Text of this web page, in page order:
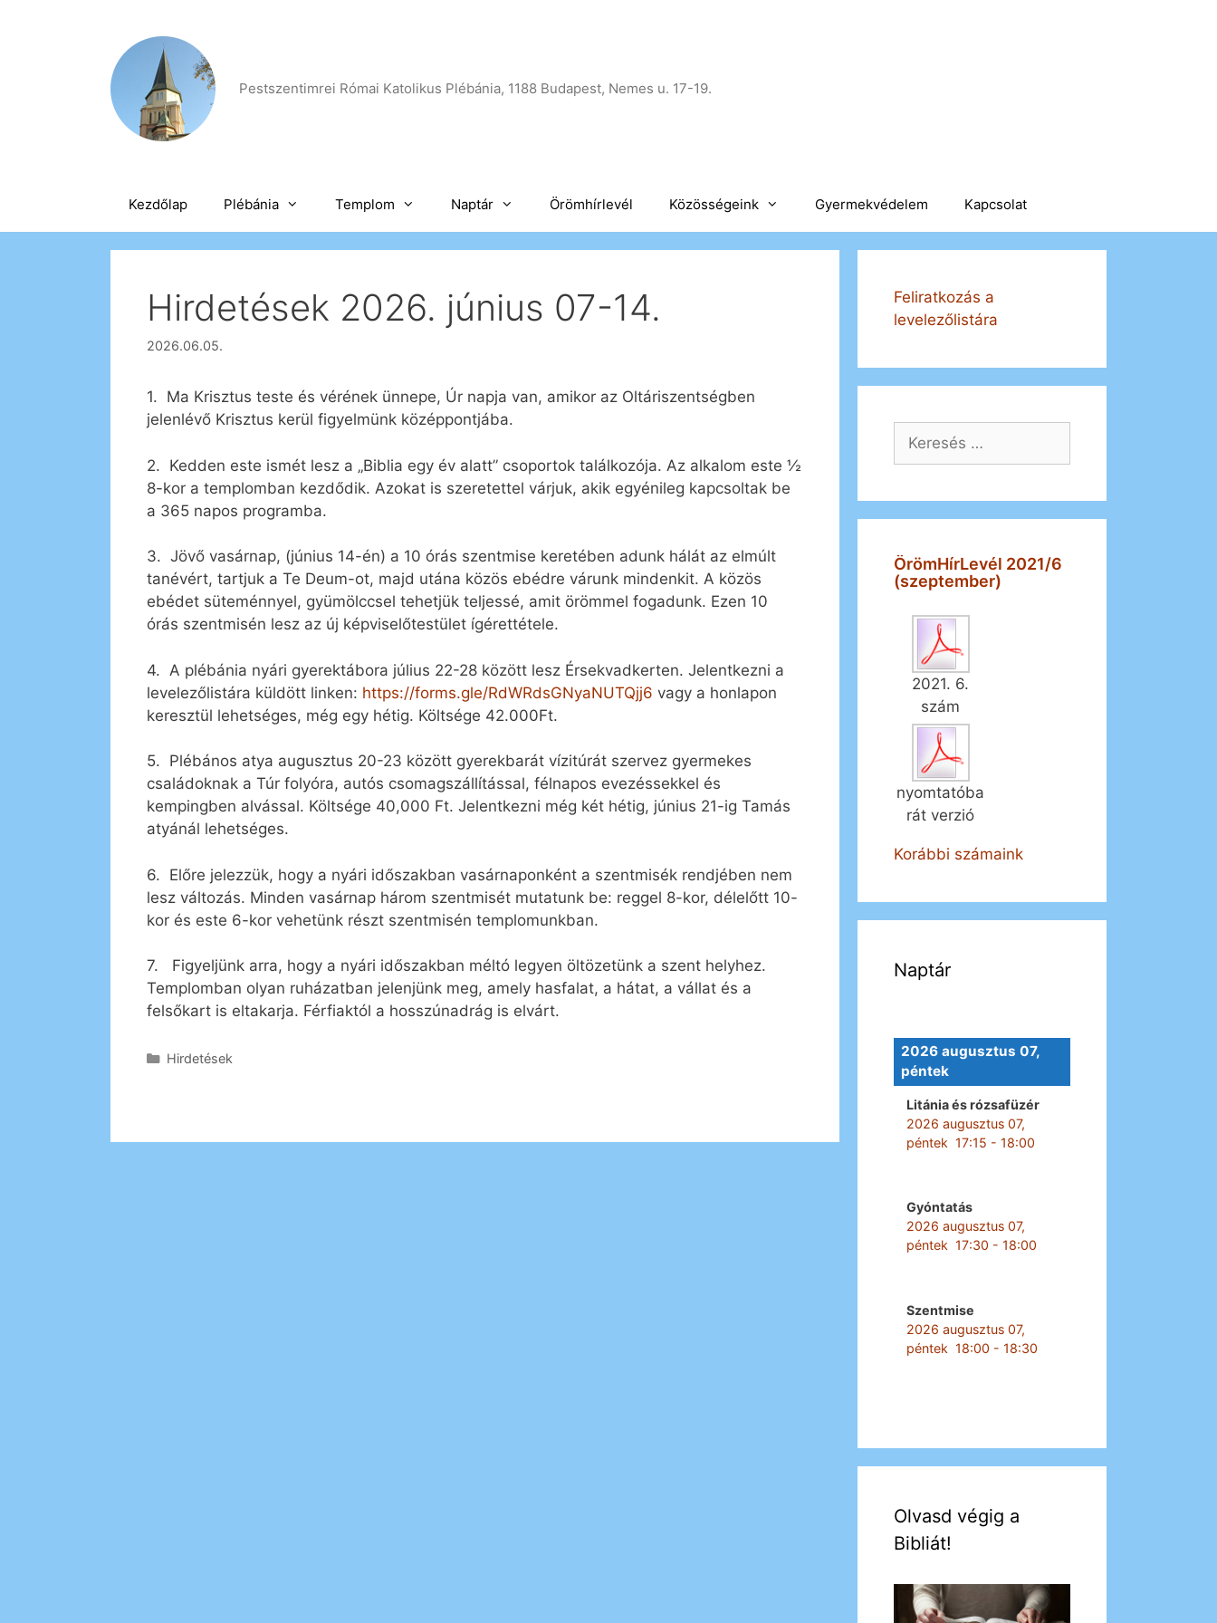
Pestszentimrei Római Katolikus Plébánia, 1188 Budapest, Nemes u. 17-19.
Kezdőlap Plébánia Templom Naptár Örömhírlevél Közösségeink Gyermekvédelem Kapcsolat
Hirdetések 2026. június 07-14.
2026.06.05.
1. Ma Krisztus teste és vérének ünnepe, Úr napja van, amikor az Oltáriszentségben
jelenlévő Krisztus kerül figyelmünk középpontjába.
2. Kedden este ismét lesz a „Biblia egy év alatt” csoportok találkozója. Az alkalom este ½
8-kor a templomban kezdődik. Azokat is szeretettel várjuk, akik egyénileg kapcsoltak be
a 365 napos programba.
3. Jövő vasárnap, (június 14-én) a 10 órás szentmise keretében adunk hálát az elmúlt
tanévért, tartjuk a Te Deum-ot, majd utána közös ebédre várunk mindenkit. A közös
ebédet süteménnyel, gyümölccsel tehetjük teljessé, amit örömmel fogadunk. Ezen 10
órás szentmisén lesz az új képviselőtestület ígérettétele.
4. A plébánia nyári gyerektábora július 22-28 között lesz Érsekvadkerten. Jelentkezni a
levelezőlistára küldött linken: https://forms.gle/RdWRdsGNyaNUTQjj6 vagy a honlapon
keresztül lehetséges, még egy hétig. Költsége 42.000Ft.
5. Plébános atya augusztus 20-23 között gyerekbarát vízitúrát szervez gyermekes
családoknak a Túr folyóra, autós csomagszállítással, félnapos evezéssekkel és
kempingben alvással. Költsége 40,000 Ft. Jelentkezni még két hétig, június 21-ig Tamás
atyánál lehetséges.
6. Előre jelezzük, hogy a nyári időszakban vasárnaponként a szentmisék rendjében nem
lesz változás. Minden vasárnap három szentmisét mutatunk be: reggel 8-kor, délelőtt 10-
kor és este 6-kor vehetünk részt szentmisén templomunkban.
7. Figyeljünk arra, hogy a nyári időszakban méltó legyen öltözetünk a szent helyhez.
Templomban olyan ruházatban jelenjünk meg, amely hasfalat, a hátat, a vállat és a
felsőkart is eltakarja. Férfiaktól a hosszúnadrág is elvárt.
Kategória
Hirdetések
Feliratkozás a
levelezőlistára
Keresés:
ÖrömHírLevél 2021/6
(szeptember)
2021. 6.
szám
nyomtatóba
rát verzió
Korábbi számaink
Naptár
2026 augusztus 07,
péntek
Litánia és rózsafüzér
2026 augusztus 07,
péntek 17:15 - 18:00
Gyóntatás
2026 augusztus 07,
péntek 17:30 - 18:00
Szentmise
2026 augusztus 07,
péntek 18:00 - 18:30
Olvasd végig a
Bibliát!